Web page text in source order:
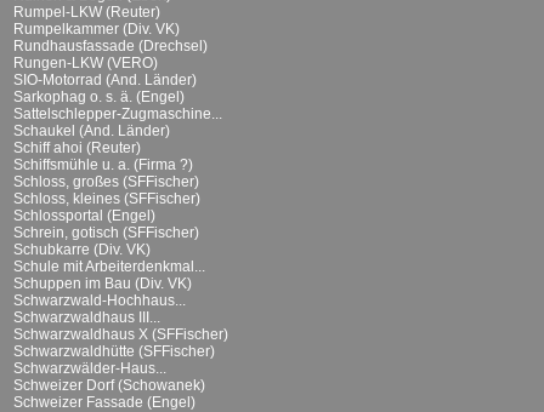
Rumpel-LKW (Reuter)
Rumpelkammer (Div. VK)
Rundhausfassade (Drechsel)
Rungen-LKW (VERO)
SIO-Motorrad (And. Länder)
Sarkophag o. s. ä. (Engel)
Sattelschlepper-Zugmaschine...
Schaukel (And. Länder)
Schiff ahoi (Reuter)
Schiffsmühle u. a. (Firma ?)
Schloss, großes (SFFischer)
Schloss, kleines (SFFischer)
Schlossportal (Engel)
Schrein, gotisch (SFFischer)
Schubkarre (Div. VK)
Schule mit Arbeiterdenkmal...
Schuppen im Bau (Div. VK)
Schwarzwald-Hochhaus...
Schwarzwaldhaus III...
Schwarzwaldhaus X (SFFischer)
Schwarzwaldhütte (SFFischer)
Schwarzwälder-Haus...
Schweizer Dorf (Schowanek)
Schweizer Fassade (Engel)